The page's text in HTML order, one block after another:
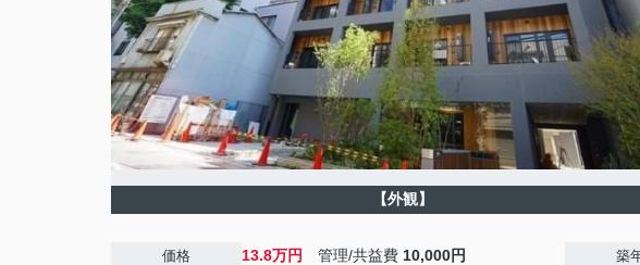
【外観】
価格 13.8万円 管理/共益費 10,000円 築